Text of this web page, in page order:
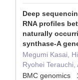
Deep
RNA profiles
naturally
synthase-A
Megumi Kasai,
Ryohei Terauchi,
BMC genomics